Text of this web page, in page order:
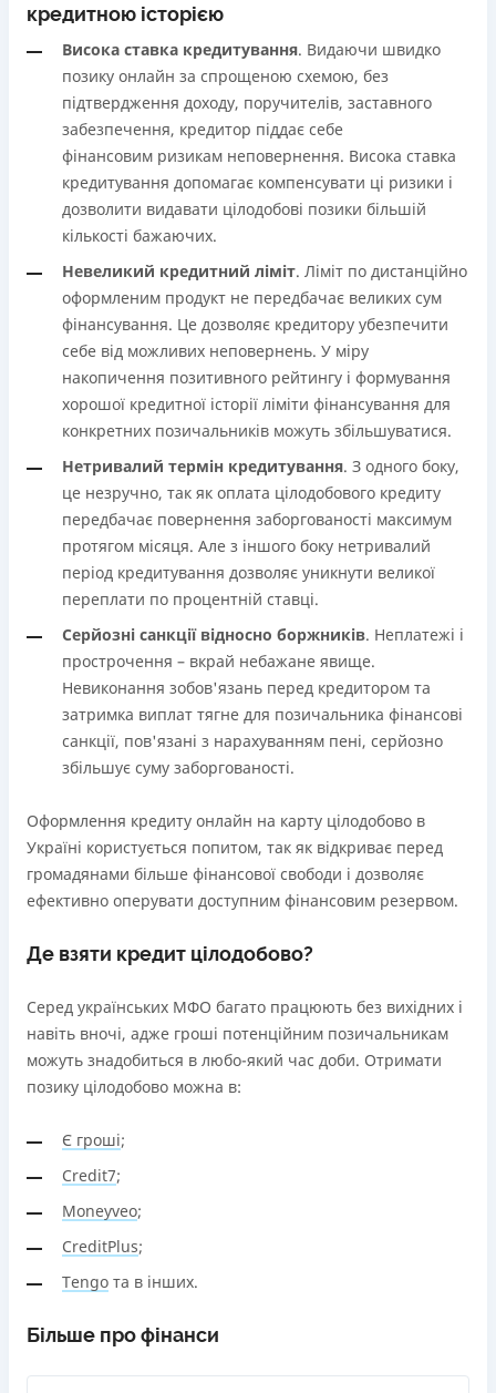
кредитною історією
Висока ставка кредитування. Видаючи швидко
позику онлайн за спрощеною схемою, без
підтвердження доходу, поручителів, заставного
забезпечення, кредитор піддає себе
фінансовим ризикам неповернення. Висока ставка
кредитування допомагає компенсувати ці ризики і
дозволити видавати цілодобові позики більшій
кількості бажаючих.
Невеликий кредитний ліміт. Ліміт по дистанційно
оформленим продукт не передбачає великих сум
фінансування. Це дозволяє кредитору убезпечити
себе від можливих неповернень. У міру
накопичення позитивного рейтингу і формування
хорошої кредитної історії ліміти фінансування для
конкретних позичальників можуть збільшуватися.
Нетривалий термін кредитування. З одного боку,
це незручно, так як оплата цілодобового кредиту
передбачає повернення заборгованості максимум
протягом місяця. Але з іншого боку нетривалий
період кредитування дозволяє уникнути великої
переплати по процентній ставці.
Серйозні санкції відносно боржників. Неплатежі і
прострочення – вкрай небажане явище.
Невиконання зобов'язань перед кредитором та
затримка виплат тягне для позичальника фінансові
санкції, пов'язані з нарахуванням пені, серйозно
збільшує суму заборгованості.
Оформлення кредиту онлайн на карту цілодобово в
Україні користується попитом, так як відкриває перед
громадянами більше фінансової свободи і дозволяє
ефективно оперувати доступним фінансовим резервом.
Де взяти кредит цілодобово?
Серед українських МФО багато працюють без вихідних і
навіть вночі, адже гроші потенційним позичальникам
можуть знадобиться в любо-який час доби. Отримати
позику цілодобово можна в:
Є гроші;
Credit7;
Moneyveo;
CreditPlus;
Tengo та в інших.
Більше про фінанси